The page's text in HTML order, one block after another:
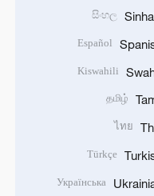
සිංහල
Español
Kiswahili
தமிழ்
ไทย
Türkçe
Українська